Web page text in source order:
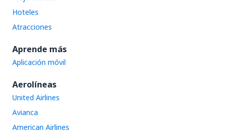
Hoteles
Atracciones
Aprende más
Aplicación móvil
Aerolíneas
United Airlines
Avianca
American Airlines